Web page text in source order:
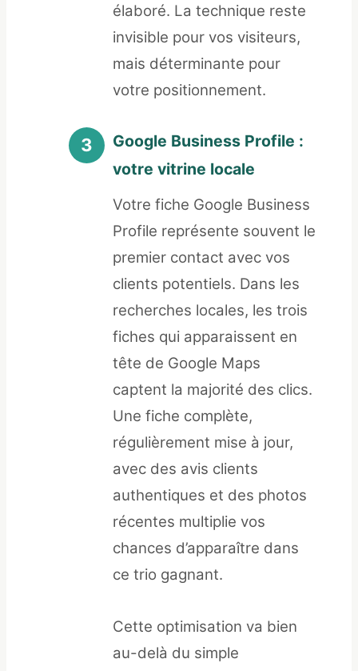
élaboré. La technique reste
invisible pour vos visiteurs,
mais déterminante pour
votre positionnement.
Google Business Profile :
votre vitrine locale
Votre fiche Google Business
Profile représente souvent le
premier contact avec vos
clients potentiels. Dans les
recherches locales, les trois
fiches qui apparaissent en
tête de Google Maps
captent la majorité des clics.
Une fiche complète,
régulièrement mise à jour,
avec des avis clients
authentiques et des photos
récentes multiplie vos
chances d’apparaître dans
ce trio gagnant.
Cette optimisation va bien
au-delà du simple